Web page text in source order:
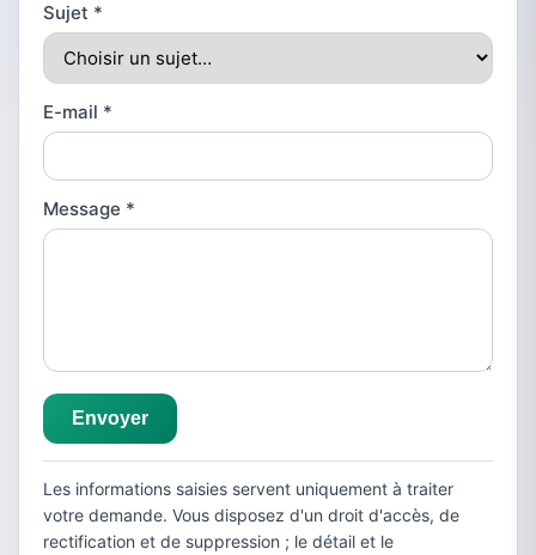
Sujet *
E-mail *
Message *
Envoyer
Les informations saisies servent uniquement à traiter
votre demande. Vous disposez d'un droit d'accès, de
rectification et de suppression ; le détail et le